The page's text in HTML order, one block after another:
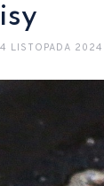
LISTOPADA 2024